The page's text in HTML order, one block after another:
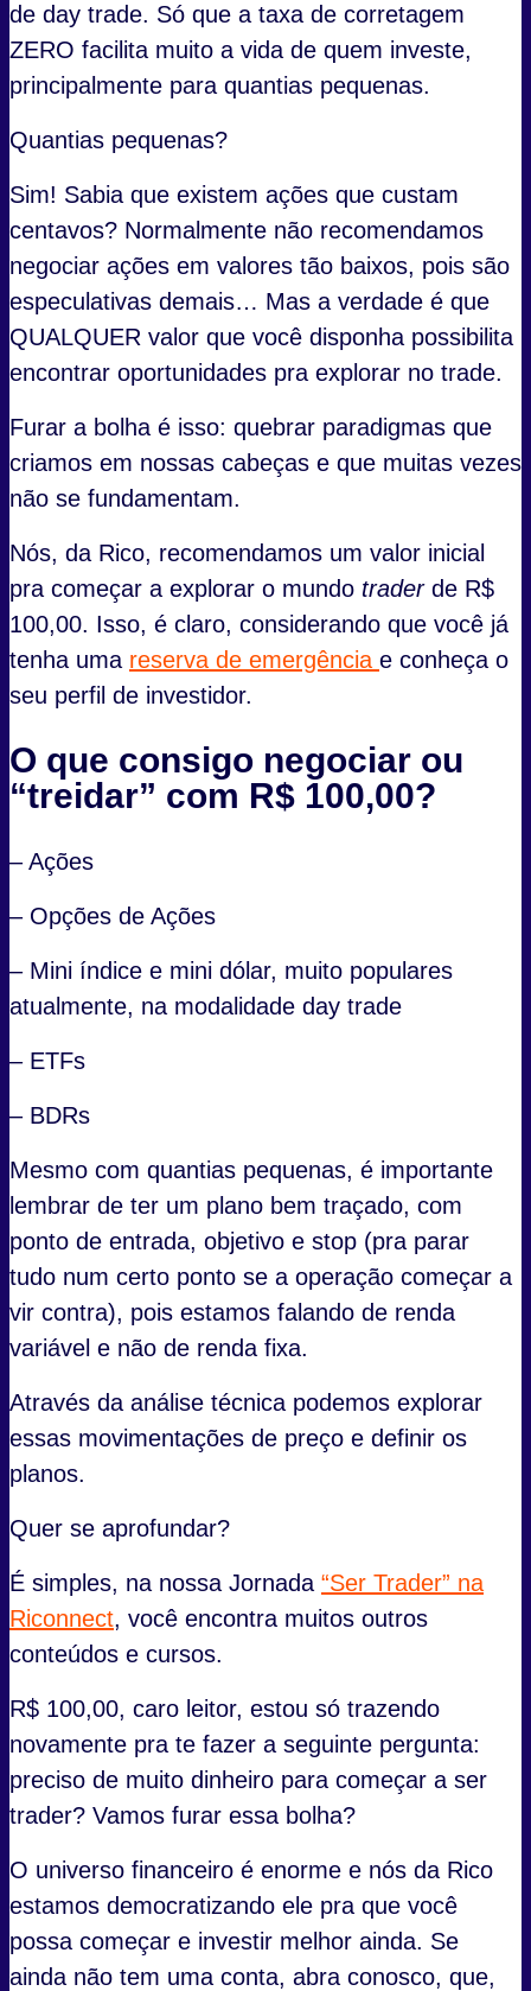
de day trade. Só que a taxa de corretagem
ZERO facilita muito a vida de quem investe,
principalmente para quantias pequenas.
Quantias pequenas?
Sim! Sabia que existem ações que custam
centavos? Normalmente não recomendamos
negociar ações em valores tão baixos, pois são
especulativas demais… Mas a verdade é que
QUALQUER valor que você disponha possibilita
encontrar oportunidades pra explorar no trade.
Furar a bolha é isso: quebrar paradigmas que
criamos em nossas cabeças e que muitas vezes
não se fundamentam.
Nós, da Rico, recomendamos um valor inicial
pra começar a explorar o mundo trader de R$
100,00. Isso, é claro, considerando que você já
tenha uma reserva de emergência e conheça o
seu perfil de investidor.
O que consigo negociar ou
“treidar” com R$ 100,00?
– Ações
– Opções de Ações
– Mini índice e mini dólar, muito populares
atualmente, na modalidade day trade
– ETFs
– BDRs
Mesmo com quantias pequenas, é importante
lembrar de ter um plano bem traçado, com
ponto de entrada, objetivo e stop (pra parar
tudo num certo ponto se a operação começar a
vir contra), pois estamos falando de renda
variável e não de renda fixa.
Através da análise técnica podemos explorar
essas movimentações de preço e definir os
planos.
Quer se aprofundar?
É simples, na nossa Jornada “Ser Trader” na
Riconnect, você encontra muitos outros
conteúdos e cursos.
R$ 100,00, caro leitor, estou só trazendo
novamente pra te fazer a seguinte pergunta:
preciso de muito dinheiro para começar a ser
trader? Vamos furar essa bolha?
O universo financeiro é enorme e nós da Rico
estamos democratizando ele pra que você
possa começar e investir melhor ainda. Se
ainda não tem uma conta, abra conosco, que,